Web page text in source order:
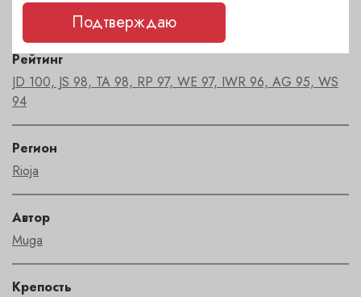
грасиано
темпранильо
Рейтинг
JD 100, JS 98, TA 98, RP 97, WE 97, IWR 96, AG 95, WS
94
Регион
Rioja
Автор
Muga
Крепость
Подтверждаю